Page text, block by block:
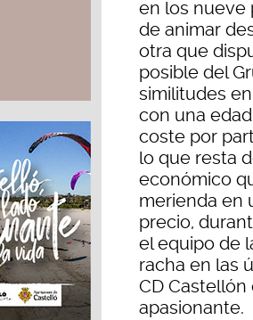
en los nueve
de animar
otra que
posible del
similitudes
con una
coste por
lo que resta
económico
merienda en
precio,
el equipo de
racha en las
CD
apasionante.